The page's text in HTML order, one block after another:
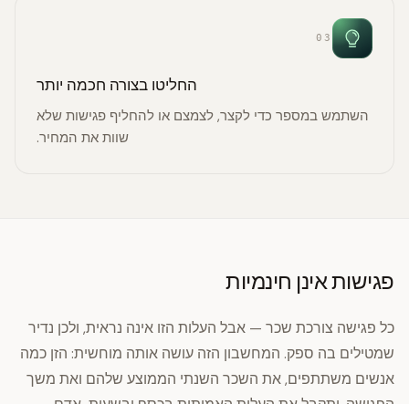
03
החליטו בצורה חכמה יותר
השתמש במספר כדי לקצר, לצמצם או להחליף פגישות שלא
שוות את המחיר.
פגישות אינן חינמיות
כל פגישה צורכת שכר — אבל העלות הזו אינה נראית, ולכן נדיר
שמטילים בה ספק. המחשבון הזה עושה אותה מוחשית: הזן כמה
אנשים משתתפים, את השכר השנתי הממוצע שלהם ואת משך